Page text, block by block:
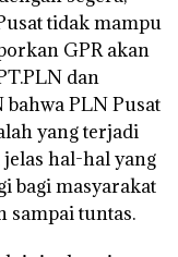
tidak mampu
GPR akan
dan
PLN Pusat
yang terjadi
jelas hal-hal yang
bagi masyarakat
sampai tuntas.